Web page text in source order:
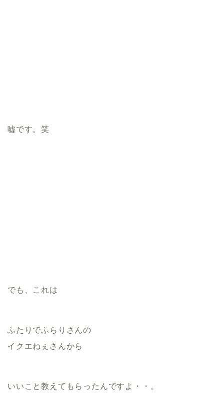
嘘です。笑
でも、これは
ふたりでふらりさんの
イクエねぇさんから
いいこと教えてもらったんですよ・・。